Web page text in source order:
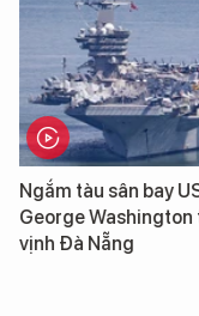
Ngắm tàu sân bay
George Washington
vịnh Đà Nẵng